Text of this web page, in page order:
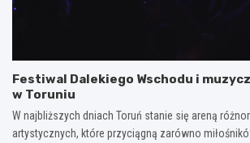
Festiwal Dalekiego Wschodu i
w Toruniu
W najbliższych dniach Toruń stanie się areną
artystycznych, które przyciągną zarówno